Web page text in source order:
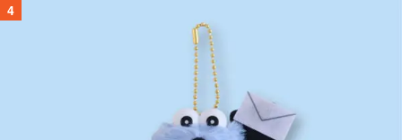
4